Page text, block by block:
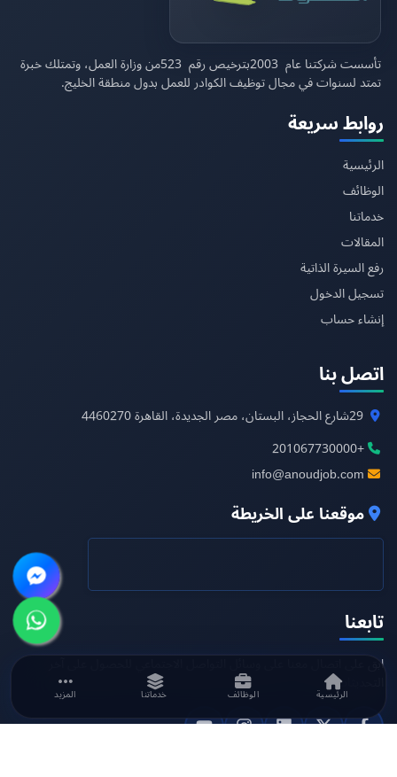
الرئيسية الوظائف خدماتنا المزيد
تأسست شركتنا عام 2003بترخيص رقم 523من وزارة العمل، وتمتلك خبرة
تمتد لسنوات في مجال توظيف الكوادر للعمل بدول منطقة الخليج.
روابط سريعة
الرئيسية
الوظائف
خدماتنا
المقالات
رفع السيرة الذاتية
تسجيل الدخول
إنشاء حساب
اتصل بنا
29شارع الحجاز، البستان، مصر الجديدة، القاهرة4460270
+201067730000
موقعنا على الخريطة
تابعنا
ابق على اتصال معنا على وسائل التواصل الاجتماعي للحصول على آخر
التحديثات.